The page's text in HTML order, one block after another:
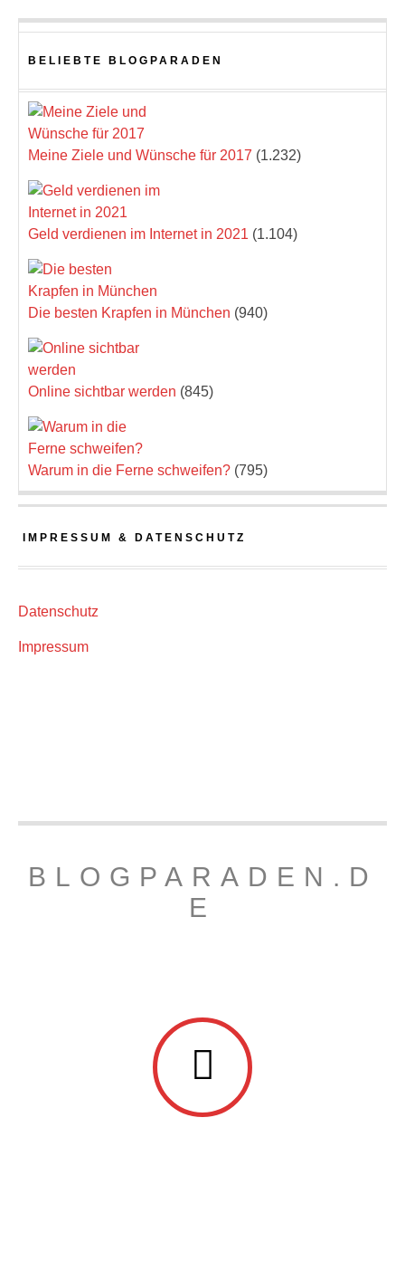
BELIEBTE BLOGPARADEN
Meine Ziele und Wünsche für 2017 (1.232)
Geld verdienen im Internet in 2021 (1.104)
Die besten Krapfen in München (940)
Online sichtbar werden (845)
Warum in die Ferne schweifen? (795)
IMPRESSUM & DATENSCHUTZ
Datenschutz
Impressum
BLOGPARADEN.D
E